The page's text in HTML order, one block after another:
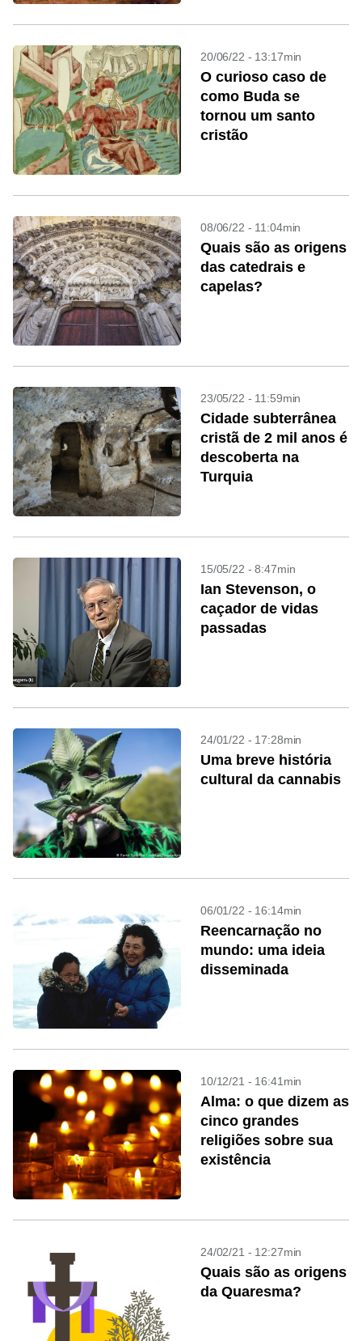
20/06/22 - 13:17min
O curioso caso de
como Buda se
tornou um santo
cristão
08/06/22 - 11:04min
Quais são as origens
das catedrais e
capelas?
23/05/22 - 11:59min
Cidade subterrânea
cristã de 2 mil anos é
descoberta na
Turquia
15/05/22 - 8:47min
Ian Stevenson, o
caçador de vidas
passadas
24/01/22 - 17:28min
Uma breve história
cultural da cannabis
06/01/22 - 16:14min
Reencarnação no
mundo: uma ideia
disseminada
10/12/21 - 16:41min
Alma: o que dizem as
cinco grandes
religiões sobre sua
existência
24/02/21 - 12:27min
Quais são as origens
da Quaresma?